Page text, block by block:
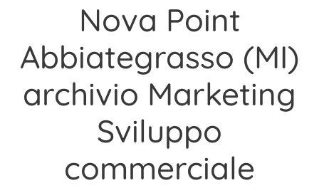
Nova Point
Abbiategrasso (MI)
archivio Marketing
Sviluppo
commerciale